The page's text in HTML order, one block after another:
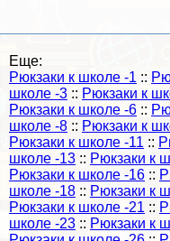
Еще:
Рюкзаки к школе -1 ::
школе -3 :: Рюкзаки к
Рюкзаки к школе -6 ::
школе -8 :: Рюкзаки к
Рюкзаки к школе -11 ::
школе -13 :: Рюкзаки к
Рюкзаки к школе -16 ::
школе -18 :: Рюкзаки к
Рюкзаки к школе -21 ::
школе -23 :: Рюкзаки к